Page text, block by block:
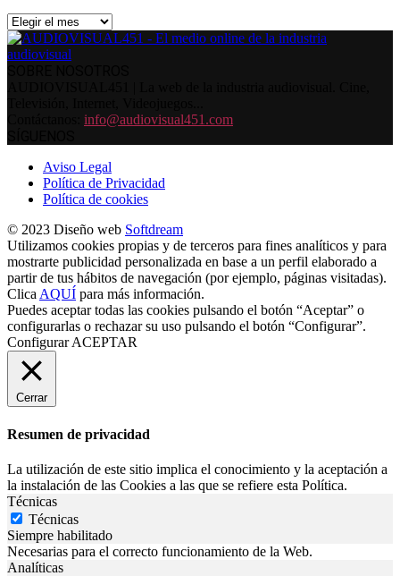
Archivos
info@audiovisual451.com
Aviso Legal
Política de Privacidad
Política de cookies
© 2023 Diseño web Softdream
Utilizamos cookies propias y de terceros para fines analíticos y para
mostrarte publicidad personalizada en base a un perfil elaborado a
partir de tus hábitos de navegación (por ejemplo, páginas visitadas).
Clica AQUÍ para más información.
Puedes aceptar todas las cookies pulsando el botón “Aceptar” o
configurarlas o rechazar su uso pulsando el botón “Configurar”.
Configurar ACEPTAR
Cerrar
Resumen de privacidad
La utilización de este sitio implica el conocimiento y la aceptación a
la instalación de las Cookies a las que se refiere esta Política.
Técnicas
Técnicas
Siempre habilitado
Necesarias para el correcto funcionamiento de la Web.
Analíticas